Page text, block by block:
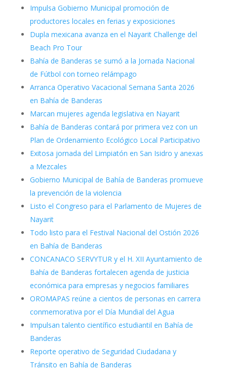
Impulsa Gobierno Municipal promoción de
productores locales en ferias y exposiciones
Dupla mexicana avanza en el Nayarit Challenge del
Beach Pro Tour
Bahía de Banderas se sumó a la Jornada Nacional
de Fútbol con torneo relámpago
Arranca Operativo Vacacional Semana Santa 2026
en Bahía de Banderas
Marcan mujeres agenda legislativa en Nayarit
Bahía de Banderas contará por primera vez con un
Plan de Ordenamiento Ecológico Local Participativo
Exitosa jornada del Limpiatón en San Isidro y anexas
a Mezcales
Gobierno Municipal de Bahía de Banderas promueve
la prevención de la violencia
Listo el Congreso para el Parlamento de Mujeres de
Nayarit
Todo listo para el Festival Nacional del Ostión 2026
en Bahía de Banderas
CONCANACO SERVYTUR y el H. XII Ayuntamiento de
Bahía de Banderas fortalecen agenda de justicia
económica para empresas y negocios familiares
OROMAPAS reúne a cientos de personas en carrera
conmemorativa por el Día Mundial del Agua
Impulsan talento científico estudiantil en Bahía de
Banderas
Reporte operativo de Seguridad Ciudadana y
Tránsito en Bahía de Banderas